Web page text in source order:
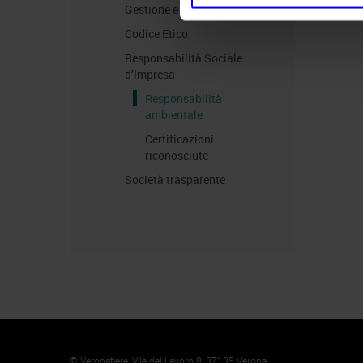
Gestione e Controllo
Codice Etico
Responsabilità Sociale
d’Impresa
Responsabilità
ambientale
Certificazioni
riconosciute
Società trasparente